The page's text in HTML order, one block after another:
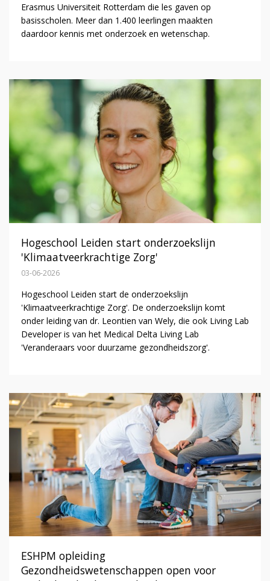
Erasmus Universiteit Rotterdam die les gaven op
basisscholen. Meer dan 1.400 leerlingen maakten
daardoor kennis met onderzoek en wetenschap.
Hogeschool Leiden start onderzoekslijn
'Klimaatveerkrachtige Zorg'
03-06-2026
Hogeschool Leiden start de onderzoekslijn
'Klimaatveerkrachtige Zorg'. De onderzoekslijn komt
onder leiding van dr. Leontien van Wely, die ook Living Lab
Developer is van het Medical Delta Living Lab
'Veranderaars voor duurzame gezondheidszorg'.
ESHPM opleiding
Gezondheidswetenschappen open voor